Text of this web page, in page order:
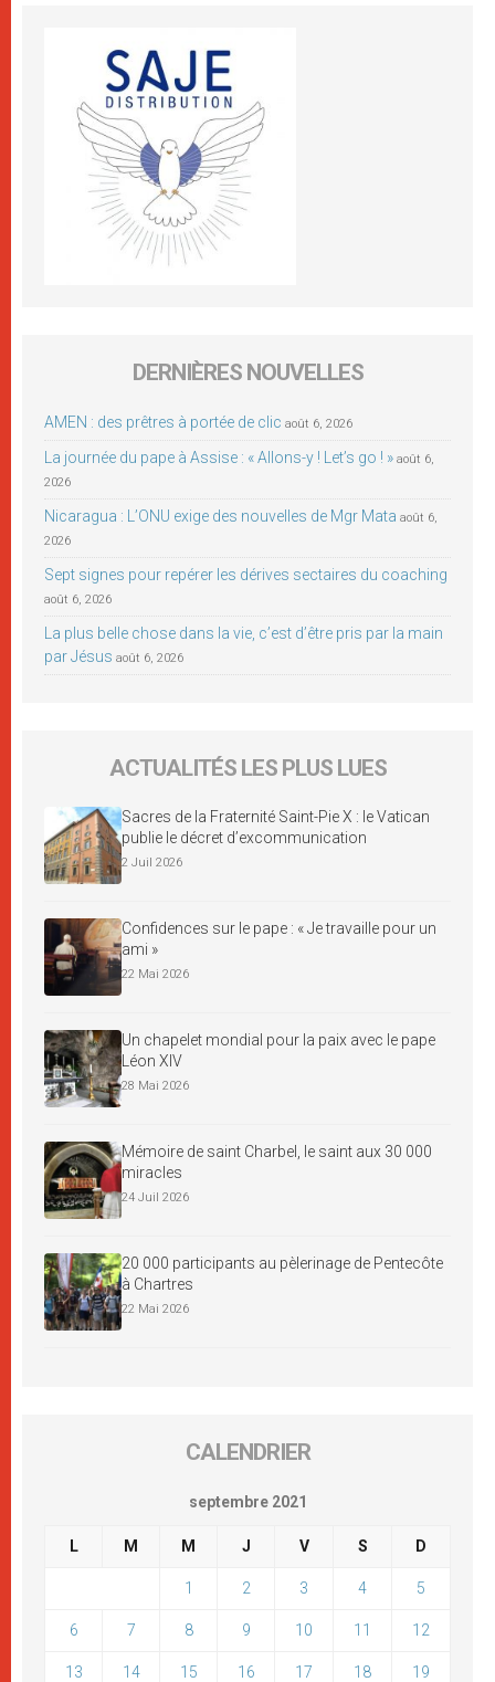
DERNIÈRES NOUVELLES
AMEN : des prêtres à portée de clic août 6, 2026
La journée du pape à Assise : « Allons-y ! Let’s go ! » août 6,
2026
Nicaragua : L’ONU exige des nouvelles de Mgr Mata août 6,
2026
Sept signes pour repérer les dérives sectaires du coaching
août 6, 2026
La plus belle chose dans la vie, c’est d’être pris par la main
par Jésus août 6, 2026
ACTUALITÉS LES PLUS LUES
Sacres de la Fraternité Saint-Pie X : le Vatican
publie le décret d’excommunication
2 Juil 2026
Confidences sur le pape : « Je travaille pour un
ami »
22 Mai 2026
Un chapelet mondial pour la paix avec le pape
Léon XIV
28 Mai 2026
Mémoire de saint Charbel, le saint aux 30 000
miracles
24 Juil 2026
20 000 participants au pèlerinage de Pentecôte
à Chartres
22 Mai 2026
CALENDRIER
septembre 2021
L M M J V S D
1 2 3 4 5
6 7 8 9 10 11 12
13 14 15 16 17 18 19